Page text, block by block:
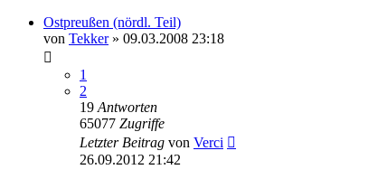
Ostpreußen (nördl. Teil)
von Tekker» 09.03.2008 23:18
1
2
19 Antworten
65077 Zugriffe
Letzter Beitrag von Verci
26.09.2012 21:42